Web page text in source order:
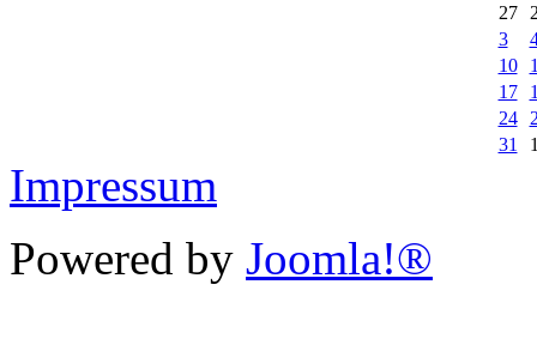
27
3
10
17
24
31
Impressum
Powered by Joomla!®